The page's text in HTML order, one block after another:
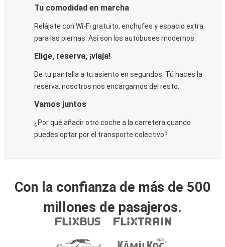
Tu comodidad en marcha
Relájate con Wi-Fi gratuito, enchufes y espacio extra
para las piernas. Así son los autobuses modernos.
Elige, reserva, ¡viaja!
De tu pantalla a tu asiento en segundos. Tú haces la
reserva, nosotros nos encargamos del resto.
Vamos juntos
¿Por qué añadir otro coche a la carretera cuando
puedes optar por el transporte colectivo?
Con la confianza de más de 500
millones de pasajeros.